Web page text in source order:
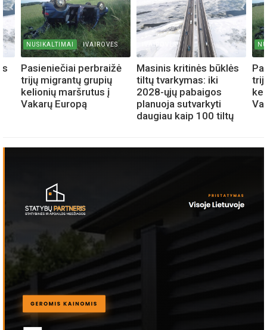
NUSIKALTIMAI IVAIROVES
Pasieniečiai perbraižė
trijų migrantų grupių
kelionių maršrutus į
Vakarų Europą
IVAIROVES
Masinis kritinės būklės
tiltų tvarkymas: iki
2028-ųjų pabaigos
planuoja sutvarkyti
daugiau kaip 100 tiltų